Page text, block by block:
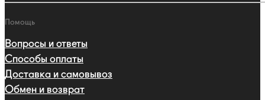
Помощь
Вопросы и ответы
Способы оплаты
Доставка и самовывоз
Обмен и возврат